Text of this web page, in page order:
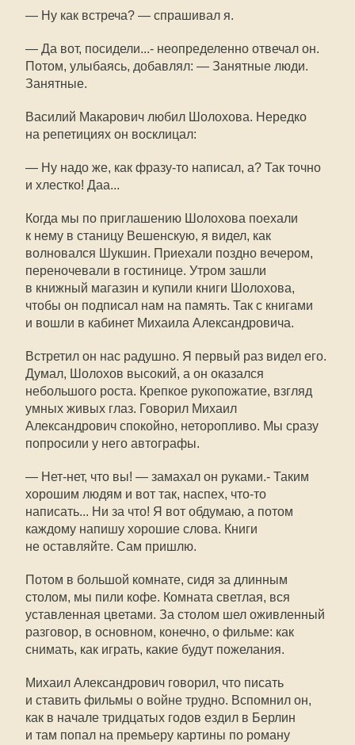
— Ну как встреча? — спрашивал я.
— Да вот, посидели...- неопределенно отвечал он.
Потом, улыбаясь, добавлял: — Занятные люди.
Занятные.
Василий Макарович любил Шолохова. Нередко
на репетициях он восклицал:
— Ну надо же, как фразу-то написал, а? Так точно
и хлестко! Даа...
Когда мы по приглашению Шолохова поехали
к нему в станицу Вешенскую, я видел, как
волновался Шукшин. Приехали поздно вечером,
переночевали в гостинице. Утром зашли
в книжный магазин и купили книги Шолохова,
чтобы он подписал нам на память. Так с книгами
и вошли в кабинет Михаила Александровича.
Встретил он нас радушно. Я первый раз видел его.
Думал, Шолохов высокий, а он оказался
небольшого роста. Крепкое рукопожатие, взгляд
умных живых глаз. Говорил Михаил
Александрович спокойно, неторопливо. Мы сразу
попросили у него автографы.
— Нет-нет, что вы! — замахал он руками.- Таким
хорошим людям и вот так, наспех, что-то
написать... Ни за что! Я вот обдумаю, а потом
каждому напишу хорошие слова. Книги
не оставляйте. Сам пришлю.
Потом в большой комнате, сидя за длинным
столом, мы пили кофе. Комната светлая, вся
уставленная цветами. За столом шел оживленный
разговор, в основном, конечно, о фильме: как
снимать, как играть, какие будут пожелания.
Михаил Александрович говорил, что писать
и ставить фильмы о войне трудно. Вспомнил он,
как в начале тридцатых годов ездил в Берлин
и там попал на премьеру картины по роману